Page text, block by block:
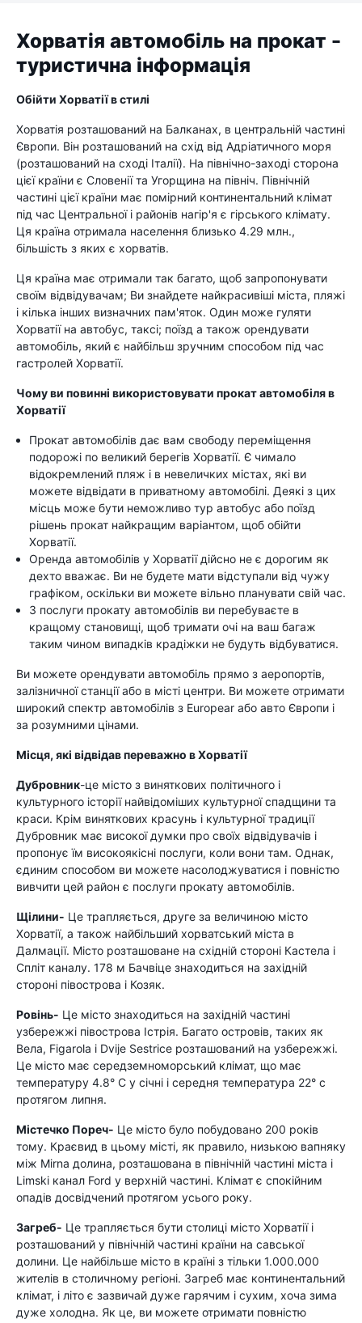
Хорватія автомобіль на прокат -
туристична інформація
Обійти Хорватії в стилі
Хорватія розташований на Балканах, в центральній частині
Європи. Він розташований на схід від Адріатичного моря
(розташований на сході Італії). На північно-заході сторона
цієї країни є Словенії та Угорщина на північ. Північній
частині цієї країни має помірний континентальний клімат
під час Центральної і районів нагір'я є гірського клімату.
Ця країна отримала населення близько 4.29 млн.,
більшість з яких є хорватів.
Ця країна має отримали так багато, щоб запропонувати
своїм відвідувачам; Ви знайдете найкрасивіші міста, пляжі
і кілька інших визначних пам'яток. Один може гуляти
Хорватії на автобус, таксі; поїзд а також орендувати
автомобіль, який є найбільш зручним способом під час
гастролей Хорватії.
Чому ви повинні використовувати прокат автомобіля в
Хорватії
Прокат автомобілів дає вам свободу переміщення
подорожі по великий берегів Хорватії. Є чимало
відокремлений пляж і в невеличких містах, які ви
можете відвідати в приватному автомобілі. Деякі з цих
місць може бути неможливо тур автобус або поїзд
рішень прокат найкращим варіантом, щоб обійти
Хорватії.
Оренда автомобілів у Хорватії дійсно не є дорогим як
дехто вважає. Ви не будете мати відступали від чужу
графіком, оскільки ви можете вільно планувати свій час.
З послуги прокату автомобілів ви перебуваєте в
кращому становищі, щоб тримати очі на ваш багаж
таким чином випадків крадіжки не будуть відбуватися.
Ви можете орендувати автомобіль прямо з аеропортів,
залізничної станції або в місті центри. Ви можете отримати
широкий спектр автомобілів з Europear або авто Європи і
за розумними цінами.
Місця, які відвідав переважно в Хорватії
Дубровник-це місто з виняткових політичного і
культурного історії найвідоміших культурної спадщини та
краси. Крім виняткових красунь і культурної традиції
Дубровник має високої думки про своїх відвідувачів і
пропонує їм високоякісні послуги, коли вони там. Однак,
єдиним способом ви можете насолоджуватися і повністю
вивчити цей район є послуги прокату автомобілів.
Щілини- Це трапляється, друге за величиною місто
Хорватії, а також найбільший хорватський міста в
Далмації. Місто розташоване на східній стороні Кастела і
Спліт каналу. 178 м Бачвіце знаходиться на західній
стороні півострова і Козяк.
Ровінь- Це місто знаходиться на західній частині
узбережжі півострова Істрія. Багато островів, таких як
Вела, Figarola і Dvije Sestrice розташований на узбережжі.
Це місто має середземноморський клімат, що має
температуру 4.8° C у січні і середня температура 22° с
протягом липня.
Містечко Пореч- Це місто було побудовано 200 років
тому. Краєвид в цьому місті, як правило, низькою вапняку
між Mirna долина, розташована в північній частині міста і
Limski канал Ford у верхній частині. Клімат є спокійним
опадів досвідчений протягом усього року.
Загреб- Це трапляється бути столиці місто Хорватії і
розташований у північній частині країни на савської
долини. Це найбільше місто в країні з тільки 1.000.000
жителів в столичному регіоні. Загреб має континентальний
клімат, і літо є зазвичай дуже гарячим і сухим, хоча зима
дуже холодна. Як це, ви можете отримати повністю